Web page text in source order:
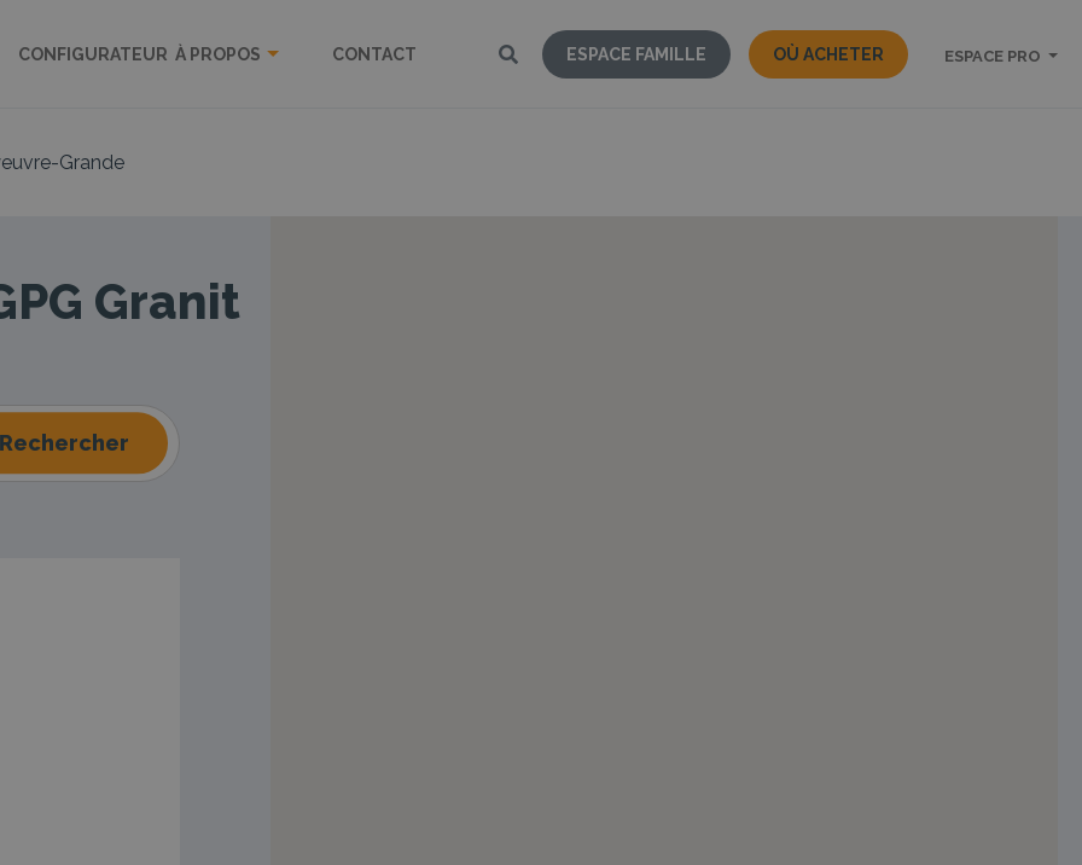
CONFIGURATEUR À PROPOS CONTACT ESPACE FAMILLE OÙ ACHETER ESPACE PRO
Grande
Granit
Rechercher